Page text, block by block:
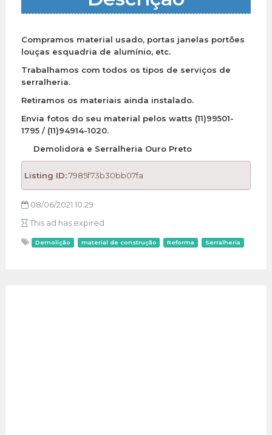
Compramos material usado, portas janelas portões
louças esquadria de alumínio, etc.
Trabalhamos com todos os tipos de serviços de
serralheria.
Retiramos os materiais ainda instalado.
Envia fotos do seu material pelos watts (11)99501-
1795 / (11)94914-1020.
Demolidora e Serralheria Ouro Preto
Listing ID:7985f73b30bb07fa
08/06/2021 10:29
This ad has expired
Demolição material de construção Reforma Serralheria